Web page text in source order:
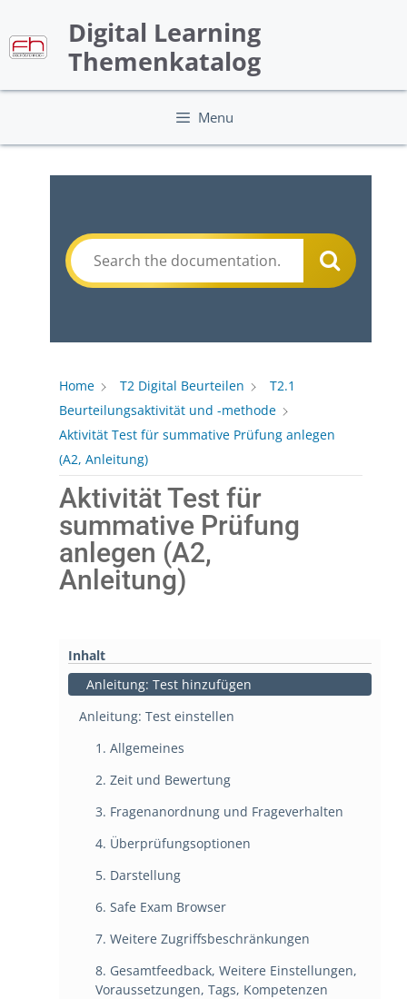
content
Digital Learning
Themenkatalog
Menu
Home T2 Digital Beurteilen
T2.1
Beurteilungsaktivität und -methode
Aktivität Test für summative Prüfung anlegen
(A2, Anleitung)
Aktivität Test für
summative Prüfung
anlegen (A2,
Anleitung)
Inhalt
Anleitung: Test hinzufügen
Anleitung: Test einstellen
1. Allgemeines
2. Zeit und Bewertung
3. Fragenanordnung und Frageverhalten
4. Überprüfungsoptionen
5. Darstellung
6. Safe Exam Browser
7. Weitere Zugriffsbeschränkungen
8. Gesamtfeedback, Weitere Einstellungen,
Voraussetzungen, Tags, Kompetenzen